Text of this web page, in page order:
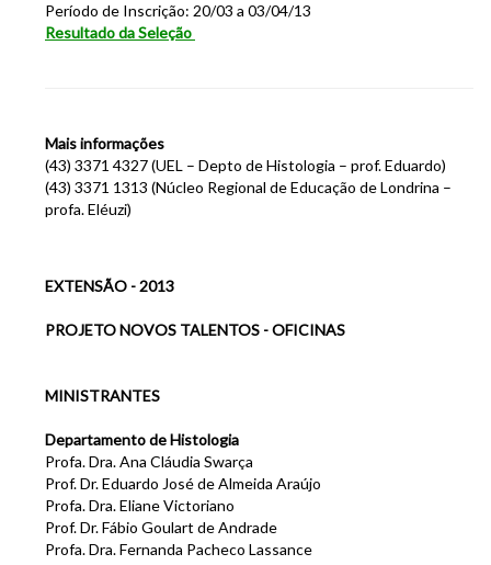
Período de Inscrição: 20/03 a 03/04/13
Resultado da Seleção
Mais informações
(43) 3371 4327 (UEL – Depto de Histologia – prof. Eduardo)
(43) 3371 1313 (Núcleo Regional de Educação de Londrina –
profa. Eléuzi)
EXTENSÃO - 2013
PROJETO NOVOS TALENTOS - OFICINAS
MINISTRANTES
Departamento de Histologia
Profa. Dra. Ana Cláudia Swarça
Prof. Dr. Eduardo José de Almeida Araújo
Profa. Dra. Eliane Victoriano
Prof. Dr. Fábio Goulart de Andrade
Profa. Dra. Fernanda Pacheco Lassance